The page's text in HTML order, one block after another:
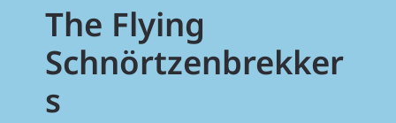
The Flying
Schnörtzenbrekker
s